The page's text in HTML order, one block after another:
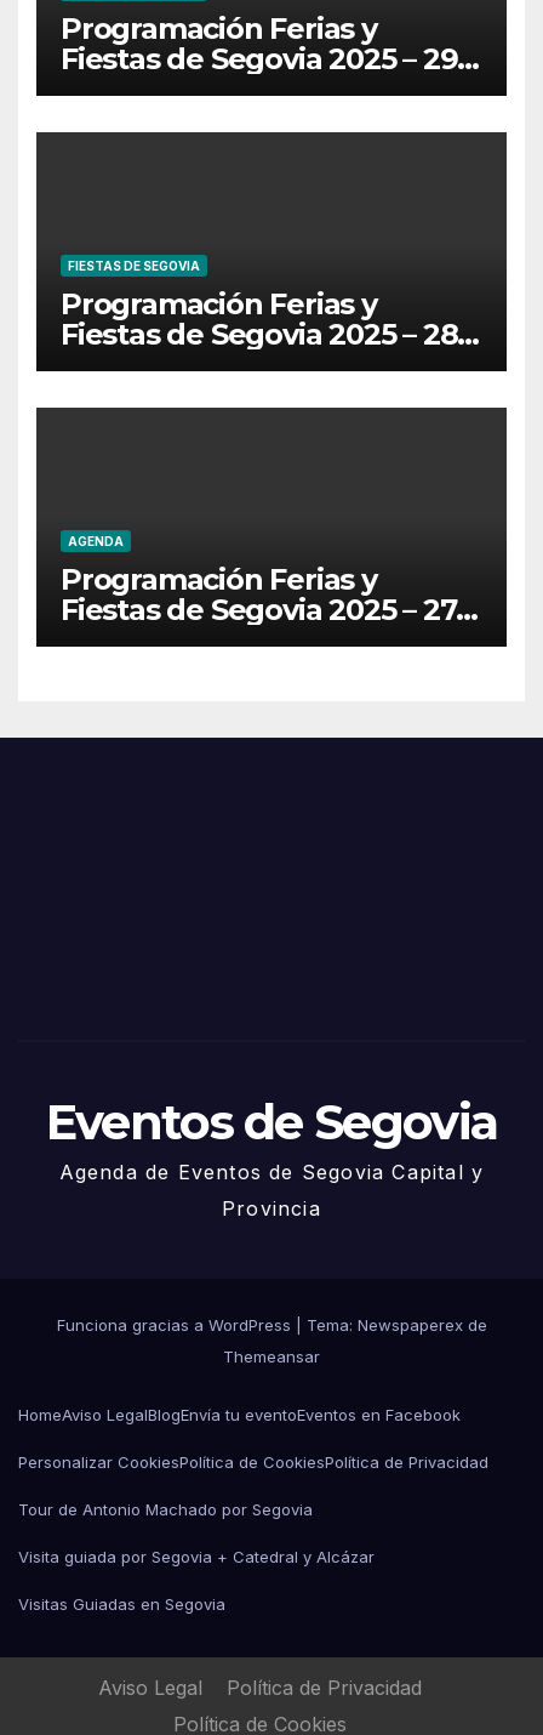
Programación Ferias y
Fiestas de Segovia 2025 – 29
de Junio
FIESTAS DE SEGOVIA
Programación Ferias y
Fiestas de Segovia 2025 – 28
de Junio
AGENDA
Programación Ferias y
Fiestas de Segovia 2025 – 27
de Junio
Eventos de Segovia
Agenda de Eventos de Segovia Capital y
Provincia
Funciona gracias a WordPress
Tema: Newspaperex de
Themeansar
HomeAviso LegalBlogEnvía tu eventoEventos en Facebook
Personalizar CookiesPolítica de CookiesPolítica de Privacidad
Tour de Antonio Machado por Segovia
Visita guiada por Segovia + Catedral y Alcázar
Visitas Guiadas en Segovia
Aviso Legal
Política de Privacidad
Política de Cookies